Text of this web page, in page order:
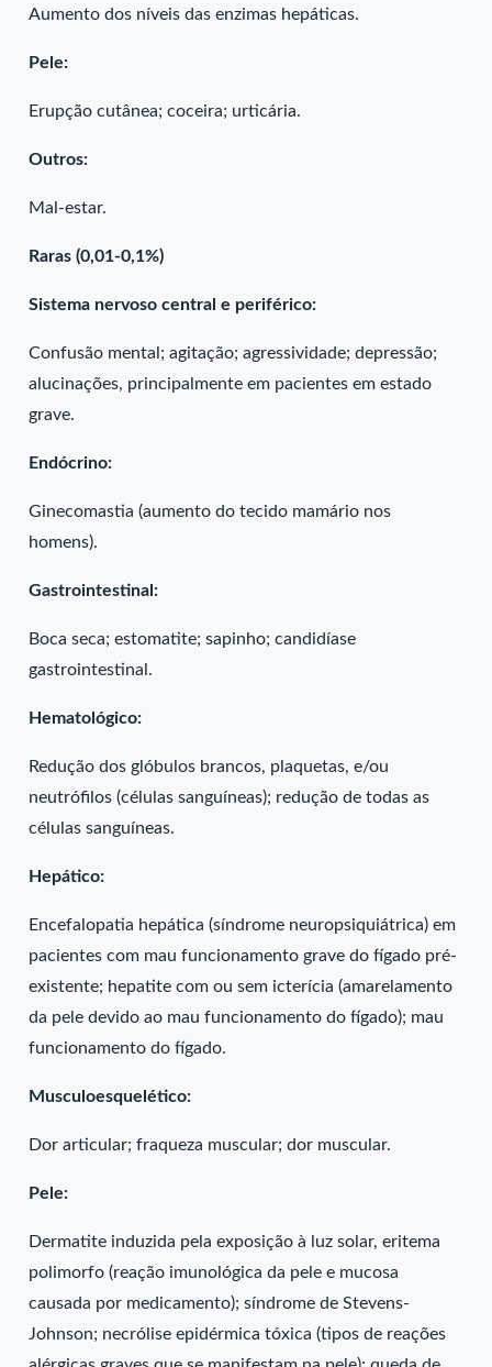
Aumento dos níveis das enzimas hepáticas.
Pele:
Erupção cutânea; coceira; urticária.
Outros:
Mal-estar.
Raras (0,01-0,1%)
Sistema nervoso central e periférico:
Confusão mental; agitação; agressividade; depressão;
alucinações, principalmente em pacientes em estado
grave.
Endócrino:
Ginecomastia (aumento do tecido mamário nos
homens).
Gastrointestinal:
Boca seca; estomatite; sapinho; candidíase
gastrointestinal.
Hematológico:
Redução dos glóbulos brancos, plaquetas, e/ou
neutrófilos (células sanguíneas); redução de todas as
células sanguíneas.
Hepático:
Encefalopatia hepática (síndrome neuropsiquiátrica) em
pacientes com mau funcionamento grave do fígado pré-
existente; hepatite com ou sem icterícia (amarelamento
da pele devido ao mau funcionamento do fígado); mau
funcionamento do fígado.
Musculoesquelético:
Dor articular; fraqueza muscular; dor muscular.
Pele:
Dermatite induzida pela exposição à luz solar, eritema
polimorfo (reação imunológica da pele e mucosa
causada por medicamento); síndrome de Stevens-
Johnson; necrólise epidérmica tóxica (tipos de reações